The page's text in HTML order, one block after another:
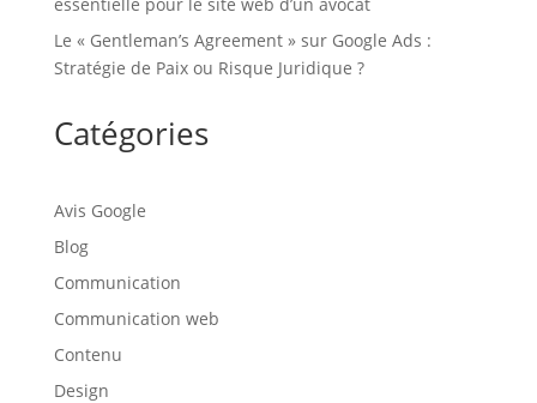
Le « Gentleman’s Agreement » sur Google Ads :
Stratégie de Paix ou Risque Juridique ?
Catégories
Avis Google
Blog
Communication
Communication web
Contenu
Design